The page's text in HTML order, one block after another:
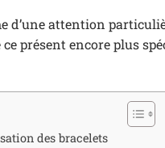
attention
présent encore plus
des bracelets